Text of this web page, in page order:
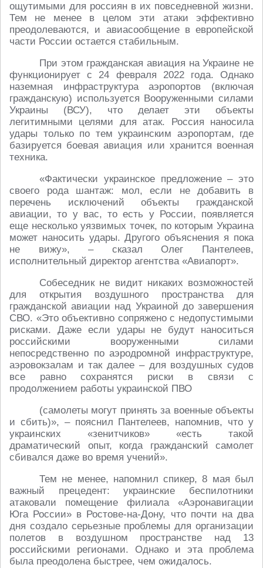
ощутимыми для россиян в их повседневной жизни.
Тем не менее в целом эти атаки эффективно
преодолеваются, и авиасообщение в европейской
части России остается стабильным.
При этом гражданская авиация на Украине не
функционирует с 24 февраля 2022 года. Однако
наземная инфраструктура аэропортов (включая
гражданскую) используется Вооруженными силами
Украины (ВСУ), что делает эти объекты
легитимными целями для атак. Россия наносила
удары только по тем украинским аэропортам, где
базируется боевая авиация или хранится военная
техника.
«Фактически украинское предложение – это
своего рода шантаж: мол, если не добавить в
перечень исключений объекты гражданской
авиации, то у вас, то есть у России, появляется
еще несколько уязвимых точек, по которым Украина
может наносить удары. Другого объяснения я пока
не вижу», – сказал Олег Пантелеев,
исполнительный директор агентства «Авиапорт».
Собеседник не видит никаких возможностей
для открытия воздушного пространства для
гражданской авиации над Украиной до завершения
СВО. «Это объективно сопряжено с недопустимыми
рисками. Даже если удары не будут наноситься
российскими вооруженными силами
непосредственно по аэродромной инфраструктуре,
аэровокзалам и так далее – для воздушных судов
все равно сохранятся риски в связи с
продолжением работы украинской ПВО
(самолеты могут принять за военные объекты
и сбить)», – пояснил Пантелеев, напомнив, что у
украинских «зенитчиков» «есть такой
драматический опыт, когда гражданский самолет
сбивался даже во время учений».
Тем не менее, напомнил спикер, 8 мая был
важный прецедент: украинские беспилотники
атаковали помещение филиала «Аэронавигации
Юга России» в Ростове-на-Дону, что почти на два
дня создало серьезные проблемы для организации
полетов в воздушном пространстве над 13
российскими регионами. Однако и эта проблема
была преодолена быстрее, чем ожидалось.